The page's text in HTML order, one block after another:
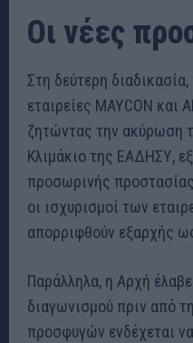
Οι νέες
Στη δεύτερη
εταιρείες MAYCON και
ζητώντας την ακύρωση
Κλιμάκιο της ΕΑΔΗΣΥ,
προσωρινής προστασίας
οι ισχυρισμοί των
απορριφθούν εξαρχής
Παράλληλα, η Αρχή
διαγωνισμού πριν από
προσφυγών ενδέχεται